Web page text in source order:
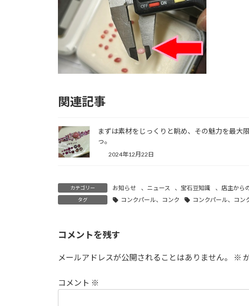
関連記事
まずは素材をじっくりと眺め、その魅力を最大
っ。
2024年12月22日
カテゴリー お知らせ 、 ニュース 、宝石豆知識 、 店主から
タグ コンクパール、コンク コンクパール、コン
コメントを残す
メールアドレスが公開されることはありません。 ※
コメント ※